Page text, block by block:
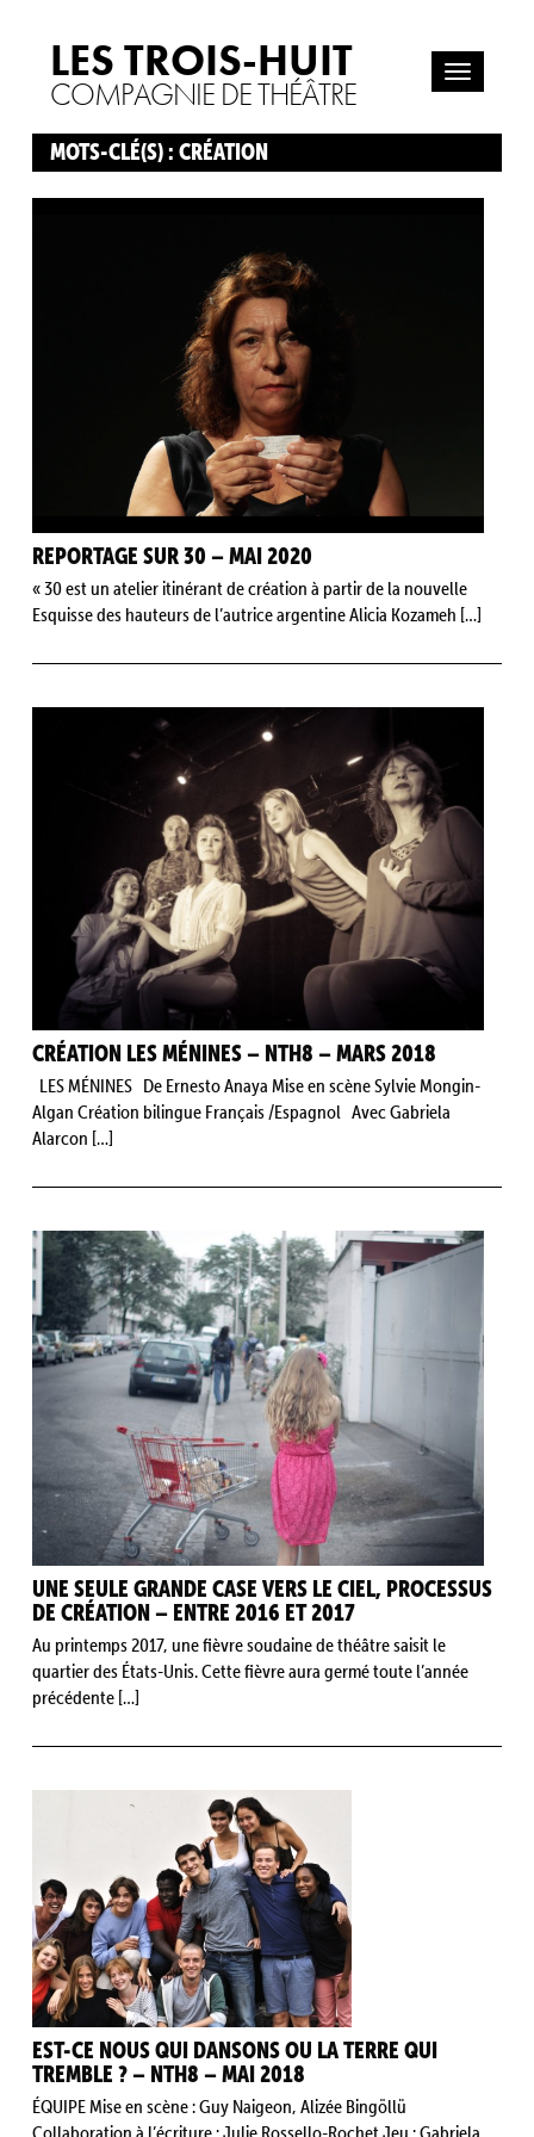
LES TROIS-HUIT
COMPAGNIE DE THÉÂTRE
MOTS-CLÉ(S) : CRÉATION
REPORTAGE SUR 30 – MAI 2020
« 30 est un atelier itinérant de création à partir de la nouvelle
Esquisse des hauteurs de l’autrice argentine Alicia Kozameh […]
CRÉATION LES MÉNINES – NTH8 – MARS 2018
LES MÉNINES De Ernesto Anaya Mise en scène Sylvie Mongin-
Algan Création bilingue Français /Espagnol Avec Gabriela
Alarcon […]
UNE SEULE GRANDE CASE VERS LE CIEL, PROCESSUS
DE CRÉATION – ENTRE 2016 ET 2017
Au printemps 2017, une fièvre soudaine de théâtre saisit le
quartier des États-Unis. Cette fièvre aura germé toute l’année
précédente […]
EST-CE NOUS QUI DANSONS OU LA TERRE QUI
TREMBLE ? – NTH8 – MAI 2018
ÉQUIPE Mise en scène : Guy Naigeon, Alizée Bingöllü
Collaboration à l’écriture : Julie Rossello-Rochet Jeu : Gabriela